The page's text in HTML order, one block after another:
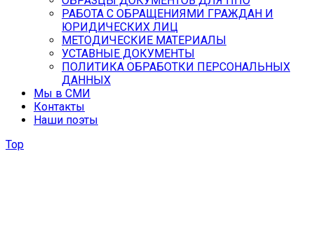
РАБОТА С ОБРАЩЕНИЯМИ ГРАЖДАН И
ЮРИДИЧЕСКИХ ЛИЦ
МЕТОДИЧЕСКИЕ МАТЕРИАЛЫ
УСТАВНЫЕ ДОКУМЕНТЫ
ПОЛИТИКА ОБРАБОТКИ ПЕРСОНАЛЬНЫХ
ДАННЫХ
Мы в СМИ
Контакты
Наши поэты
Top